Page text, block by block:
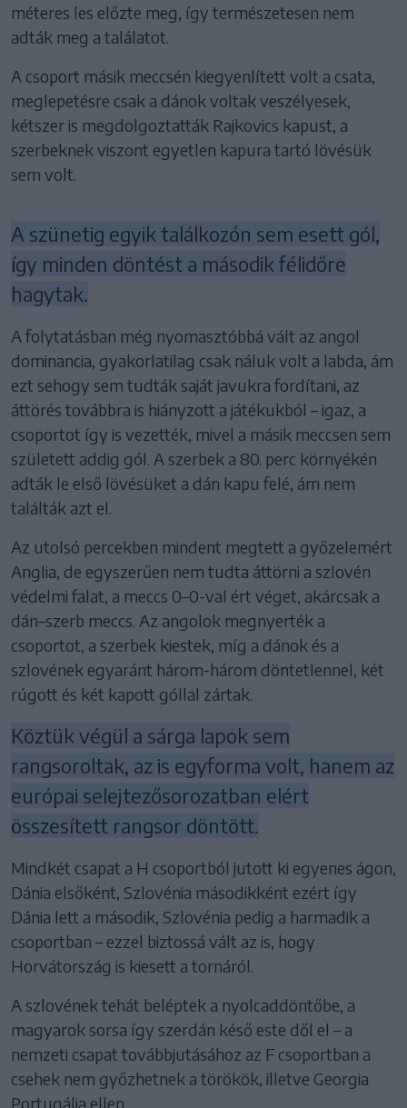
méteres les előzte meg, így természetesen nem
adták meg a találatot.
A csoport másik meccsén kiegyenlített volt a csata,
meglepetésre csak a dánok voltak veszélyesek,
kétszer is megdolgoztatták Rajkovics kapust, a
szerbeknek viszont egyetlen kapura tartó lövésük
sem volt.
A szünetig egyik találkozón sem esett gól,
így minden döntést a második félidőre
hagytak.
A folytatásban még nyomasztóbbá vált az angol
dominancia, gyakorlatilag csak náluk volt a labda, ám
ezt sehogy sem tudták saját javukra fordítani, az
áttörés továbbra is hiányzott a játékukból – igaz, a
csoportot így is vezették, mivel a másik meccsen sem
született addig gól. A szerbek a 80. perc környékén
adták le első lövésüket a dán kapu felé, ám nem
találták azt el.
Az utolsó percekben mindent megtett a győzelemért
Anglia, de egyszerűen nem tudta áttörni a szlovén
védelmi falat, a meccs 0–0-val ért véget, akárcsak a
dán–szerb meccs. Az angolok megnyerték a
csoportot, a szerbek kiestek, míg a dánok és a
szlovének egyaránt három-három döntetlennel, két
rúgott és két kapott góllal zártak.
Köztük végül a sárga lapok sem
rangsoroltak, az is egyforma volt, hanem az
európai selejtezősorozatban elért
összesített rangsor döntött.
Mindkét csapat a H csoportból jutott ki egyenes ágon,
Dánia elsőként, Szlovénia másodikként ezért így
Dánia lett a második, Szlovénia pedig a harmadik a
csoportban – ezzel biztossá vált az is, hogy
Horvátország is kiesett a tornáról.
A szlovének tehát beléptek a nyolcaddöntőbe, a
magyarok sorsa így szerdán késő este dől el – a
nemzeti csapat továbbjutásához az F csoportban a
csehek nem győzhetnek a törökök, illetve Georgia
Portugália ellen.